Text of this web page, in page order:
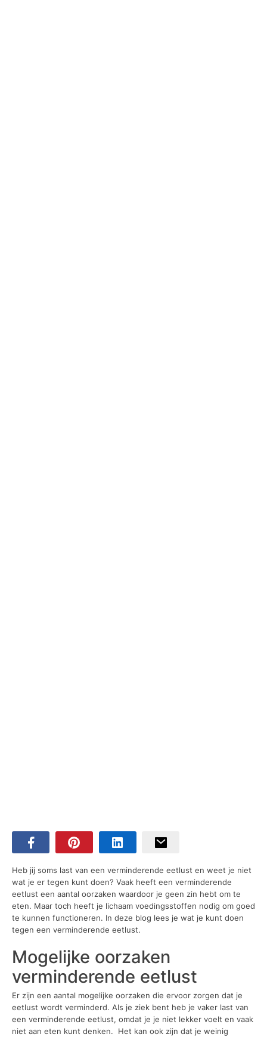
Heb jij soms last van een verminderende eetlust en weet je niet
wat je er tegen kunt doen? Vaak heeft een verminderende
eetlust een aantal oorzaken waardoor je geen zin hebt om te
eten. Maar toch heeft je lichaam voedingsstoffen nodig om goed
te kunnen functioneren. In deze blog lees je wat je kunt doen
tegen een verminderende eetlust.
Mogelijke oorzaken
verminderende eetlust
Er zijn een aantal mogelijke oorzaken die ervoor zorgen dat je
eetlust wordt verminderd. Als je ziek bent heb je vaker last van
een verminderende eetlust, omdat je je niet lekker voelt en vaak
niet aan eten kunt denken. Het kan ook zijn dat je weinig